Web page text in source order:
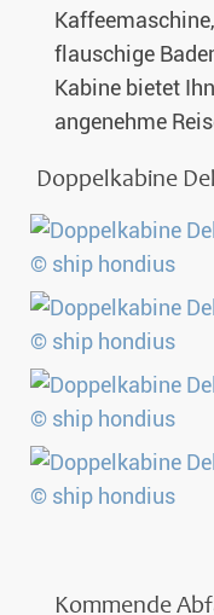
flauschige
Kabine bietet
angenehme
Doppelkabine
Kommende